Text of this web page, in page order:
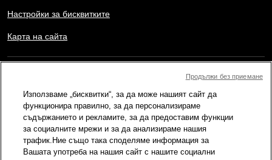
Настройки за бисквитките
Карта на сайта
Copyright © AFP 2017-2026. Всички права запазени.
този уебсайт, както и да използват наличните функции за
споделяне за лични, частни и нетърговски цели. Всяка друга
употреба, в частност възпроизвеждане, публично предаване
или разпостранение на съдържанието на този уебсайт, изцяло
или частично, с каквато и да е друга цел и/или по какъвто и да
е начин, без конкретно лицензионно споразумение подписано
с AFP, е строго забранено. Външното съдържание, което е
Използваме „бисквитки“, за да може нашият сайт да
функционира правилно, за да персонализираме
съдържанието и рекламите, за да предоставим функции
за социалните мрежи и за да анализираме нашия
трафик.Ние също така споделяме информация за
Вашата употреба на нашия сайт с нашите социални
Продължи без приемане